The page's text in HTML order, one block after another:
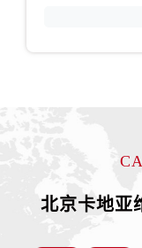
北京卡地亚